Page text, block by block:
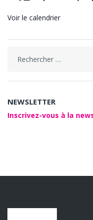
Voir le calendrier
NEWSLETTER
Inscrivez-vous à la